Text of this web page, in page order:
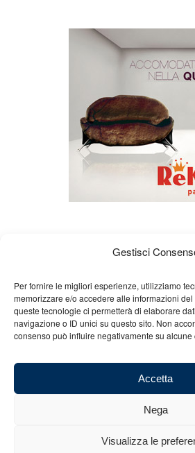
Gestisci
Per fornire le migliori esperienze, utilizziamo
memorizzare e/o accedere alle informazioni
queste tecnologie ci permetterà di elaborare
navigazione o ID unici su questo sito. Non
consenso può influire negativamente su
Accetta
Nega
Visualizza le
Chi siamo Gian Carlo Minardi
Merchandising
Partners
03101011207 - REA: BO 491926 (sede legale) -